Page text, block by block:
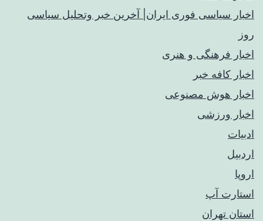
اخبار سیاسی فوری ایران| آخرین خبر وتحلیل سیاسی
روز
اخبار فرهنگی و هنری
اخبار کافه خبر
اخبار هوش مصنوعی
اخبار ورزشی
ادبیات
اردبیل
اروپا
استارت آپ
استان تهران